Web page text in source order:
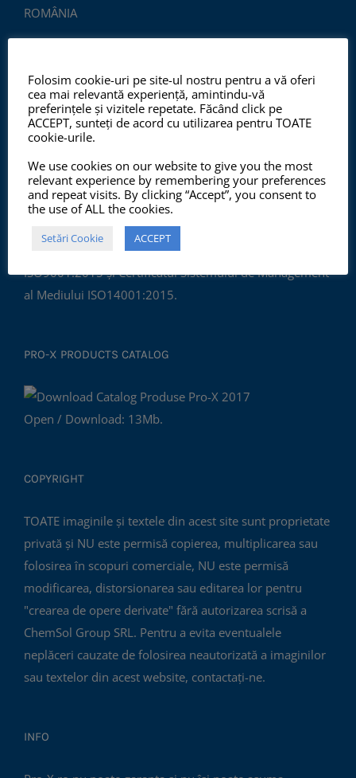
ROMÂNIA
ISO 9001:2015, ISO 14001:2015
Începând cu anul 2012, ChemSol Group deține
Certificatul Sistemului de Management al Calității
ISO9001:2015 și Certificatul Sistemului de Management
al Mediului ISO14001:2015.
PRO-X PRODUCTS CATALOG
Open / Download: 13Mb.
COPYRIGHT
TOATE imaginile și textele din acest site sunt proprietate
privată și NU este permisă copierea, multiplicarea sau
folosirea în scopuri comerciale, NU este permisă
modificarea, distorsionarea sau editarea lor pentru
"crearea de opere derivate" fără autorizarea scrisă a
ChemSol Group SRL. Pentru a evita eventualele
neplăceri cauzate de folosirea neautorizată a imaginilor
sau textelor din acest website, contactați-ne.
INFO
Folosim cookie-uri pe site-ul nostru pentru a vă oferi
cea mai relevantă experiență, amintindu-vă
preferințele și vizitele repetate. Făcând click pe
ACCEPT, sunteți de acord cu utilizarea pentru TOATE
cookie-urile.
We use cookies on our website to give you the most
relevant experience by remembering your preferences
and repeat visits. By clicking “Accept”, you consent to
the use of ALL the cookies.
Setări Cookie ACCEPT